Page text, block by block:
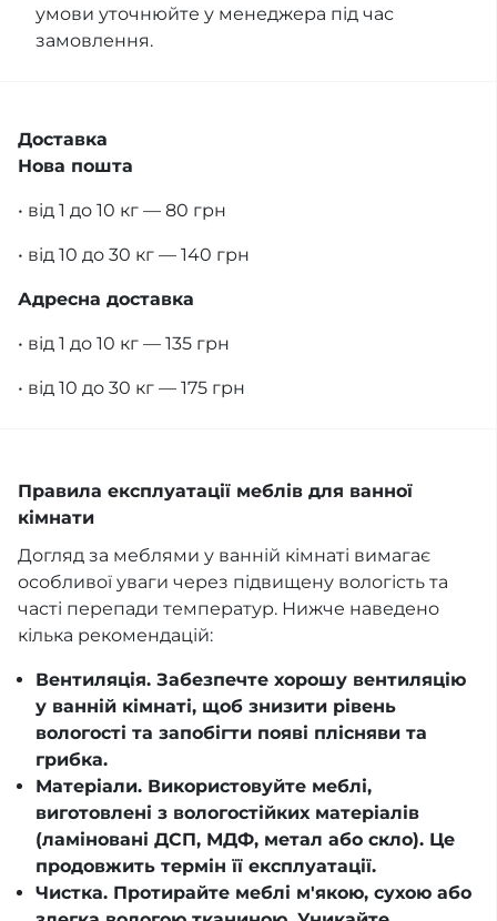
умови уточнюйте у менеджера під час
замовлення.
Доставка
Нова пошта
• від 1 до 10 кг — 80 грн
• від 10 до 30 кг — 140 грн
Адресна доставка
• від 1 до 10 кг — 135 грн
• від 10 до 30 кг — 175 грн
Правила експлуатації меблів для ванної
кімнати
Догляд за меблями у ванній кімнаті вимагає
особливої уваги через підвищену вологість та
часті перепади температур. Нижче наведено
кілька рекомендацій:
Вентиляція. Забезпечте хорошу вентиляцію
у ванній кімнаті, щоб знизити рівень
вологості та запобігти появі плісняви та
грибка.
Матеріали. Використовуйте меблі,
виготовлені з вологостійких матеріалів
(ламіновані ДСП, МДФ, метал або скло). Це
продовжить термін її експлуатації.
Чистка. Протирайте меблі м'якою, сухою або